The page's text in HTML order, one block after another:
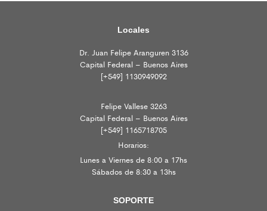
Locales
Dr. Juan Felipe Aranguren 3136
Capital Federal – Buenos Aires
[+549] 1130949092
Felipe Vallese 3263
Capital Federal – Buenos Aires
[+549] 1165718705
Horarios:
Lunes a Viernes de 8:00 a 17hs
Sábados de 8:30 a 13hs
SOPORTE